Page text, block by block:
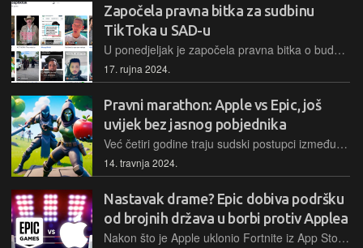
Započela pravna bitka za sudbinu
TikToka u SAD-u
U ponedjeljak je započela pravna bitka o budućnosti TikToka u SAD-u. TikTok tvrdi da zakon krši slobodu govora, vlada SAD-a ističe zabrinutosti vezane uz nacionalnu sigurnost. Sudsko vijeće izrazilo je skepsu prema argumentima TikToka.
17. rujna 2024.
Pravni marathon: Apple vs Epic, još
uvijek bez jasnog pobjednika
Već četiri godine traju sudski postupci između Apple i Epica, i svaka strana vjeruje da je na neki način prevagnula, iako konačnog pobjednika još nema. Jedino odvjetnici obje strane zadovoljno trljaju ruke.
14. travnja 2024.
Nastavak drame? Epic dobiva podršku
od brojnih država u borbi protiv Applea
Nakon što je Apple uklonio Fortnite iz App Store zbog 'Epic Direct Payment' opcije, Epic je tužio Apple navodeći da se ponašaju monopolistički i protukonkurentno